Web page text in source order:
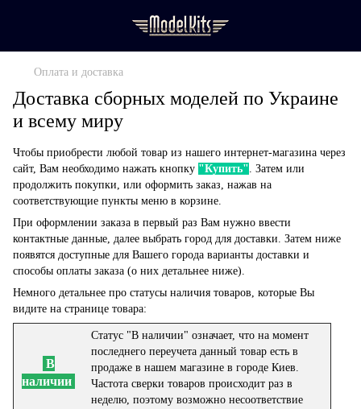
Оплата и доставка
Доставка сборных моделей по Украине
и всему миру
Чтобы приобрести любой товар из нашего интернет-магазина через
сайт, Вам необходимо нажать кнопку "Купить". Затем или
продолжить покупки, или оформить заказ, нажав на
соответствующие пункты меню в корзине.
При оформлении заказа в первый раз Вам нужно ввести
контактные данные, далее выбрать город для доставки. Затем ниже
появятся доступные для Вашего города варианты доставки и
способы оплаты заказа (о них детальнее ниже).
Немного детальнее про статусы наличия товаров, которые Вы
видите на странице товара:
В
наличии
Статус "В наличии" означает, что на момент
последнего переучета данный товар есть в
продаже в нашем магазине в городе Киев.
Частота сверки товаров происходит раз в
неделю, поэтому возможно несоответствие